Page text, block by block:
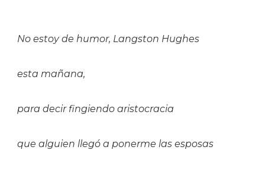
No estoy de humor, Langston Hughes
esta mañana,
para decir fingiendo aristocracia
que alguien llegó a ponerme las esposas